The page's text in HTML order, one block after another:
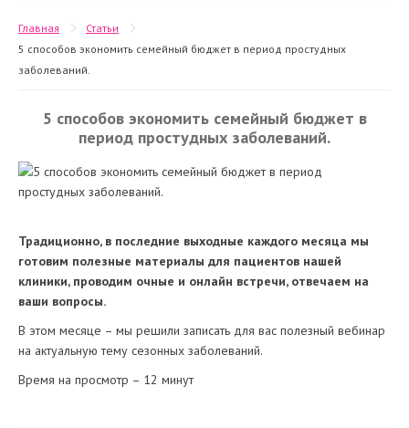
Главная
Статьи
5 способов экономить семейный бюджет в период простудных
заболеваний.
5 способов экономить семейный бюджет в
период простудных заболеваний.
Традиционно, в последние выходные каждого месяца мы
готовим полезные материалы для пациентов нашей
клиники, проводим очные и онлайн встречи, отвечаем на
ваши вопросы.
В этом месяце – мы решили записать для вас полезный вебинар
на актуальную тему сезонных заболеваний.
Время на просмотр – 12 минут